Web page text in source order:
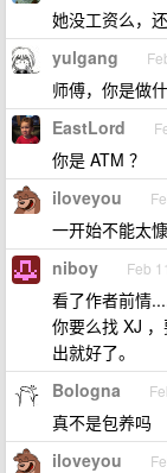
她没工资么，
yulgang
师傅，你是做
EastLord
你是 ATM ？
iloveyou
一开始不能太
niboy Feb
看了作者前情
你要么找 XJ
出就好了。
Bologna
真不是包养吗
iloveyou